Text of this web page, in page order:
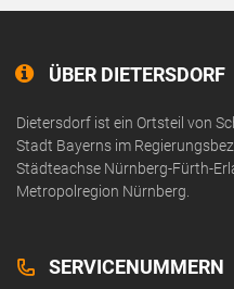
ÜBER DIETERSDORF
Dietersdorf ist ein Ortsteil von
Stadt Bayerns im
Städteachse Nürnberg-Fürth-
Metropolregion Nürnberg.
SERVICENUMMERN